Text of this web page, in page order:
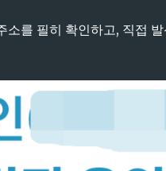
를 필히 확인하고, 직접